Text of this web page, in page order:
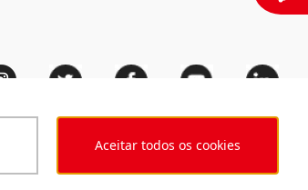
Aceitar todos os cookies